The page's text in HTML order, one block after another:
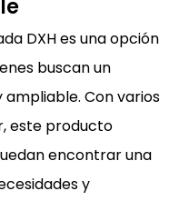
DXH es una opción
buscan un
Con varios
este producto
encontrar una
y